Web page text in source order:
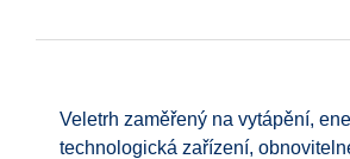
Veletrh zaměřený na vytápění,
technologická zařízení,